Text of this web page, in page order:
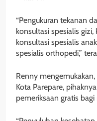
“Pengukuran tekanan
konsultasi spesialis
konsultasi spesialis
spesialis orthopedi,”
Renny
Kota Parepare,
pemeriksaan gratis